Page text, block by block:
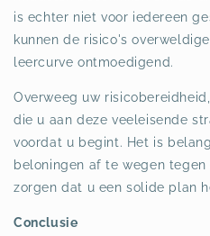
is echter niet voor iedereen
kunnen de risico's
leercurve ontmoedigend.
Overweeg uw
die u aan deze veeleisende
voordat u begint. Het is
beloningen af te wegen
zorgen dat u een solide plan
Conclusie